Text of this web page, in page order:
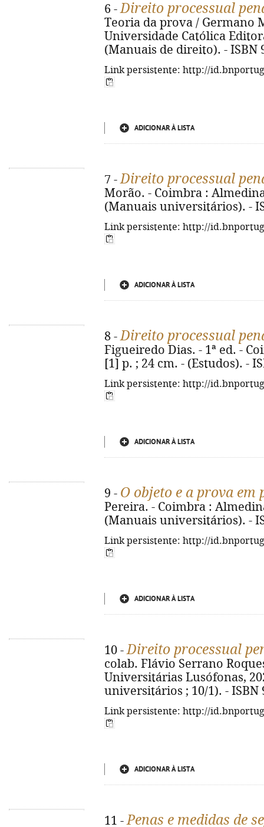
6 -Direito processual
Teoria da prova / Germano
Universidade Católica
(Manuais de direito). - ISBN
Link persistente: http://
ADICIONAR À LISTA
7 -Direito processual
Morão. - Coimbra :
(Manuais universitários). -
Link persistente: http://
ADICIONAR À LISTA
8 -Direito processual
Figueiredo Dias. - 1ª ed. -
[1] p. ; 24 cm. - (Estudos). -
Link persistente: http://
ADICIONAR À LISTA
9 - O objeto e a prova em
Pereira. - Coimbra :
(Manuais universitários). -
Link persistente: http://
ADICIONAR À LISTA
10 -Direito processual
colab. Flávio Serrano
Universitárias Lusófonas,
universitários ; 10/1). - ISBN
Link persistente: http://
ADICIONAR À LISTA
11 -Penas e medidas de